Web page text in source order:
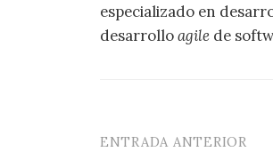
especializado en
desarrolloagile de
ENTRADA ANTERIOR